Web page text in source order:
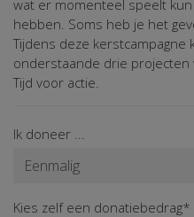
wat er momenteel speelt
hebben. Soms heb je het
Tijdens deze kerstcampagne
onderstaande drie projecten
Tijd voor actie.
Ik doneer ...
Kies zelf een donatiebedrag*